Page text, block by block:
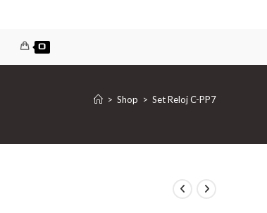
0
> Shop > Set Reloj C-PP7